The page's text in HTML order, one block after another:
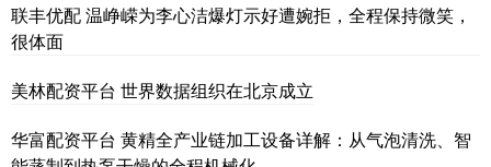
联丰优配 温峥嵘为李心洁爆灯示好遭婉拒，全程保持微笑，
很体面
美林配资平台 世界数据组织在北京成立
华富配资平台 黄精全产业链加工设备详解：从气泡清洗、智